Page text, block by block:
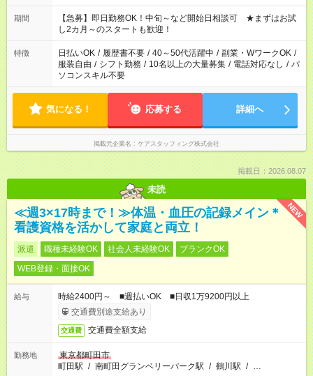
期間
【急募】即日勤務OK！中旬～など開始日相談可 ★まずはお試
し2カ月～のスタートも歓迎！
特徴 日払いOK / 履歴書不要 / 40～50代活躍中 / 副業・WワークOK /
服装自由 / シフト勤務 / 10名以上の大量募集 / 電話対応なし / パ
ソコンスキル不要
気になる！ 応募する 詳細へ
掲載元企業名 ケアスタッフィング株式会社
掲載日：2026.08.07
未読
NEW
≪週3×17時まで！≫体温・血圧の記録メイン＊
看護資格を活かして家庭と両立！
派遣 職種未経験OK 社会人未経験OK
ブランクOK
WEB登録・面接OK
給与
時給2400円～ ■週払いOK ■日収1万9200円以上
交通費別途支給あり
交通費 交通費全額支給
勤務地
東京都町田市
町田駅 / 南町田グランベリーパーク駅 / 鶴川駅 / …